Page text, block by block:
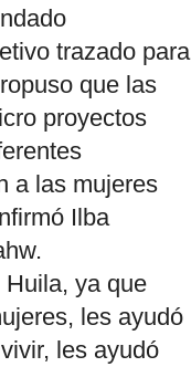
trazado para
que las
proyectos
a las mujeres
Ilba
ya que
les ayudó
les ayudó